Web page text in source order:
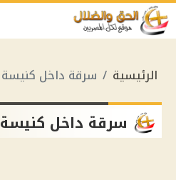
الرئيسية سرقة داخل كنيسة
سرقة داخل كنيسة